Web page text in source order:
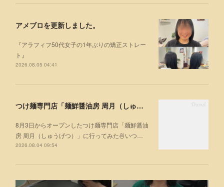
アメブロを更新しました。
『アラフィフ50代女子の1年ぶりの矯正ストレー
ト』
2026.08.05 04:41
つけ麺専門店「麺鮮醤油房 周月（しゅうげつ）」⁡ に行ってみた🍜
8月3日からオープンしたつけ麺専門店「麺鮮醤油
房 周月（しゅうげつ）」⁡に行ってみた🍜いつ…
2026.08.04 09:54